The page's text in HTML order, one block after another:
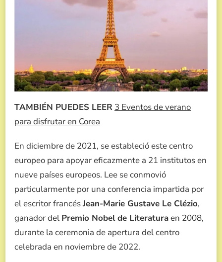
TAMBIÉN PUEDES LEER 3 Eventos de verano
para disfrutar en Corea
En diciembre de 2021, se estableció este centro
europeo para apoyar eficazmente a 21 institutos en
nueve países europeos. Lee se conmovió
particularmente por una conferencia impartida por
el escritor francésJean-Marie Gustave Le Clézio,
ganador del Premio Nobel de Literaturaen 2008,
durante la ceremonia de apertura del centro
celebrada en noviembre de 2022.